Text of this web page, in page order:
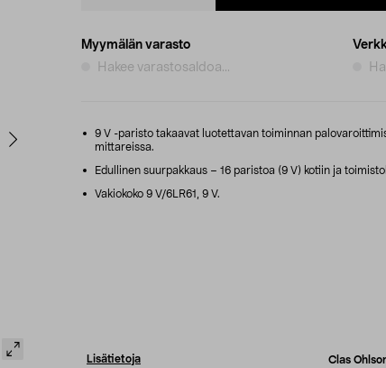
Myymälän varasto
Hakee varastosaldoa...
9 V -paristo takaavat luotettavan toiminnan
mittareissa.
Edullinen suurpakkaus – 16 paristoa (9 V) kotiin ja
Vakiokoko 9 V/6LR61, 9 V.
Lisätietoja Clas